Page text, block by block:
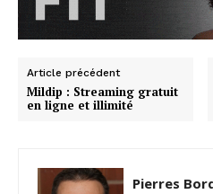
Article précédent
Mildip : Streaming gratuit
en ligne et illimité
Pierres